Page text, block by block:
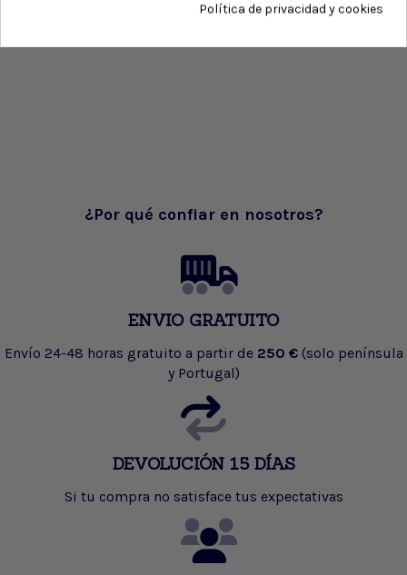
¿Por qué confiar en nosotros?
ENVIO GRATUITO
Envío 24-48 horas gratuito a partir de 250 € (solo península
y Portugal)
DEVOLUCIÓN 15 DÍAS
Si tu compra no satisface tus expectativas
Política de privacidad y cookies